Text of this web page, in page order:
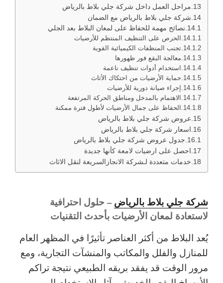
مراحل العمل داخل شركة جلي بلاط بالرياض
شركة جلي بلاط بالرياض مع الضمان
نصائح مهمة للحفاظ على لمعان البلاط بعد الجلي
الحرص على التنظيف المنتظم للأرضيات
تجنب المنظفات الكيميائية القوية
معالجة البقع فور ظهورها
استخدام أدوات تنظيف ناعمة
حماية الأرضيات من احتكاك الأثاث
إجراء صيانة دورية للأرضيات
الاهتمام بالمدخل ومناطق الحركة المرتفعة
الحفاظ على جمال الأرضيات لأطول فترة ممكنة
عروض شركة جلي بلاط بالرياض
اسعار شركة جلي بلاط بالرياض
جدول عروض شركة جلي بلاط بالرياض
احصل على ارضيات لامعة كأنها جديدة
خدمات متعددة لـشركة الانجازالسريعة لنقل الاثاث
شركة جلي بلاط بالرياض– حلول احترافية
لاستعادة لمعان الأرضيات بأحدث التقنيات
يُعد البلاط من أكثر العناصر تأثيرًا في المظهر العام
للمنازل والفلل والمكاتب والمنشآت التجارية، ومع
مرور الوقت قد يفقد بريقه الطبيعي نتيجة تراكم